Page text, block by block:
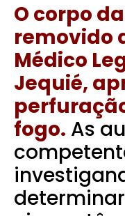
O corpo
removido
Médico
Jequié,
fogo. As